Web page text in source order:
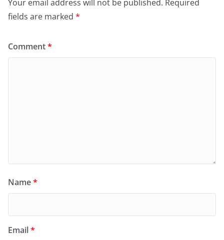
Your email address will not be published. Required
fields are marked *
Comment*
Name*
Email*